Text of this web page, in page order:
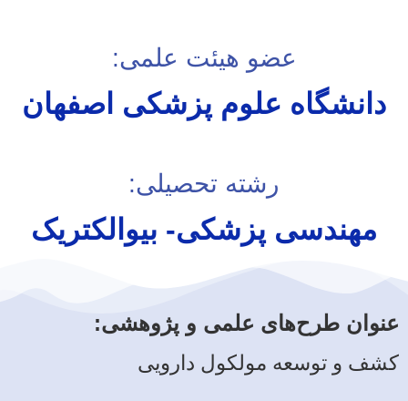
عضو هیئت علمی:
دانشگاه علوم پزشکی اصفهان
رشته تحصیلی:
مهندسی پزشکی- بیوالکتریک
عنوان طرح‌های علمی و پژوهشی:
کشف و توسعه مولکول دارویی